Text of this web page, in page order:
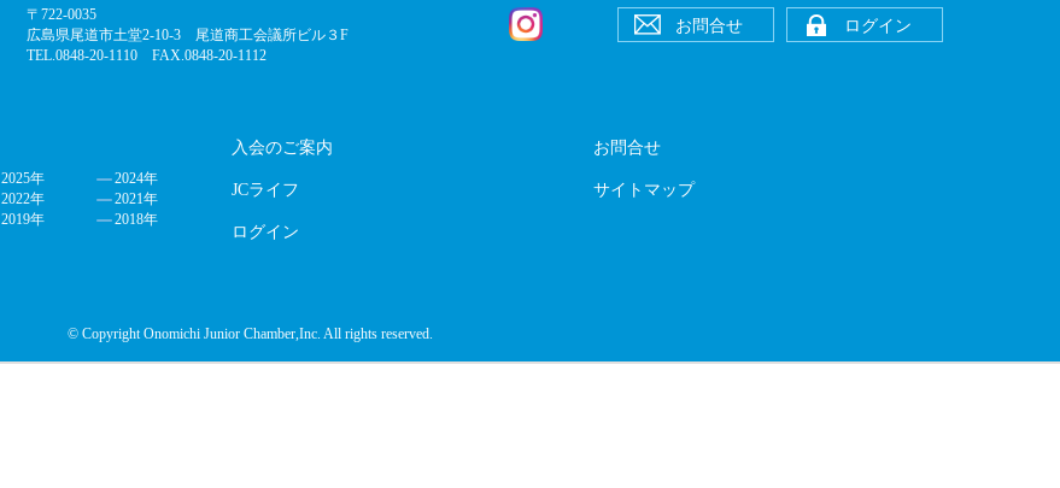
〒722-0035
広島県尾道市土堂2-10-3 尾道商工会議所ビル３F
TEL.0848-20-1110 FAX.0848-20-1112
お問合せ ログイン
2025年
2024年
2022年
2021年
2019年
2018年
入会のご案内
JCライフ
ログイン
お問合せ
サイトマップ
© Copyright Onomichi Junior Chamber,Inc. All rights reserved.